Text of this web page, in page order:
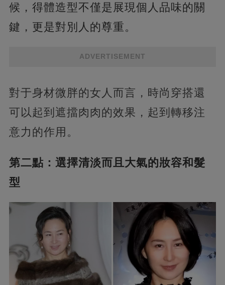
候，得體造型不僅是展現個人品味的關
鍵，更是對別人的尊重。
ADVERTISEMENT
對于身材微胖的女人而言，時尚穿搭還
可以起到遮擋肉肉的效果，起到轉移注
意力的作用。
第二點：選擇清淡而且大氣的妝容和髮
型